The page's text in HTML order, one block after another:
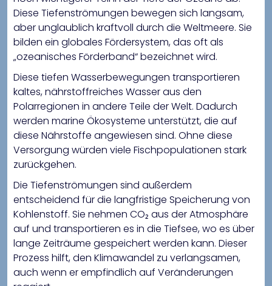
Diese Tiefenströmungen bewegen sich langsam,
aber unglaublich kraftvoll durch die Weltmeere. Sie
bilden ein globales Fördersystem, das oft als
„ozeanisches Förderband“ bezeichnet wird.
Diese tiefen Wasserbewegungen transportieren
kaltes, nährstoffreiches Wasser aus den
Polarregionen in andere Teile der Welt. Dadurch
werden marine Ökosysteme unterstützt, die auf
diese Nährstoffe angewiesen sind. Ohne diese
Versorgung würden viele Fischpopulationen stark
zurückgehen.
Die Tiefenströmungen sind außerdem
entscheidend für die langfristige Speicherung von
Kohlenstoff. Sie nehmen CO₂ aus der Atmosphäre
auf und transportieren es in die Tiefsee, wo es über
lange Zeiträume gespeichert werden kann. Dieser
Prozess hilft, den Klimawandel zu verlangsamen,
auch wenn er empfindlich auf Veränderungen